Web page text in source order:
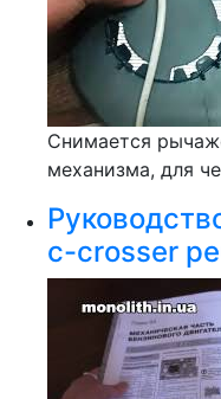
Снимается
механизма, для
c-crosser